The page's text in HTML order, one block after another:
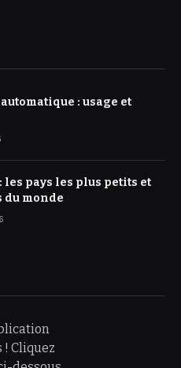
: usage et
les pays les plus petits et
du monde
! Cliquez